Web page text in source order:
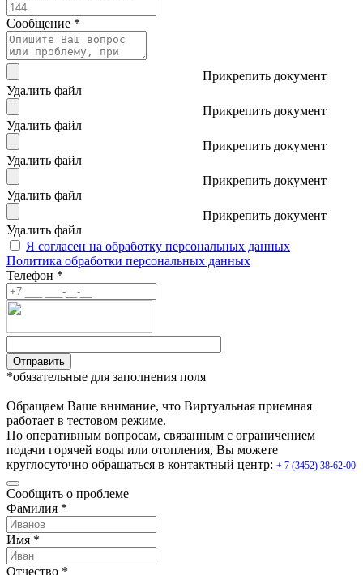
Сообщение *
Прикрепить документ
Удалить файл
Прикрепить документ
Удалить файл
Прикрепить документ
Удалить файл
Прикрепить документ
Удалить файл
Прикрепить документ
Удалить файл
Я согласен на обработку персональных данных
Политика обработки персональных данных
Телефон *
Отправить
*обязательные для заполнения поля
Обращаем Ваше внимание, что Виртуальная приемная
работает в тестовом режиме.
По оперативным вопросам, связанным с ограничением
подачи горячей воды или отопления, Вы можете
круглосуточно обращаться в контактный центр: + 7 (3452) 38-62-00
Сообщить о проблеме
Фамилия *
Имя *
Отчество *